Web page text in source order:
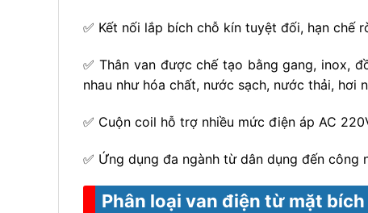
✅ Kết nối lắp bích chỗ kín tuyệt đối, hạn chế
✅ Thân van được chế tạo bằng gang, inox,
nhau như hóa chất, nước sạch, nước thải, hơi
✅ Cuộn coil hỗ trợ nhiều mức điện áp AC
✅ Ứng dụng đa ngành từ dân dụng đến
Phân loại van điện từ mặt